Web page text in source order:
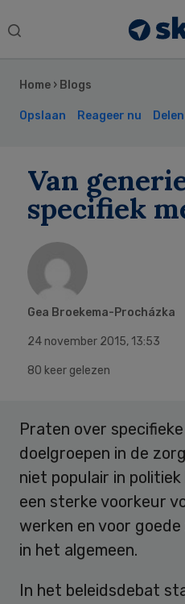
Search
Home › Blogs
Opslaan Reageer nu Delen
Van
specifiek
Gea Broekema-Procházka
24 november 2015, 13:53
80 keer gelezen
Praten over
doelgroepen in de
niet populair in
een sterke voorkeur
werken en voor
in het algemeen.
In het beleidsdebat
Sidebar